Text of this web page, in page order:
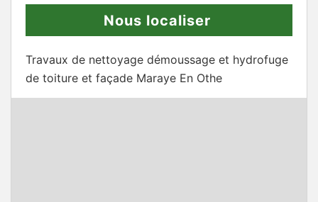
Nous localiser
Travaux de nettoyage démoussage et hydrofuge
de toiture et façade Maraye En Othe